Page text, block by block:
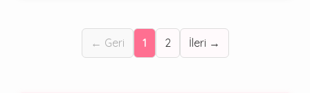
← Geri 1 2 İleri →